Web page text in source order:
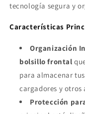
tecnología segura y
Características
Organización
bolsillo frontal
para almacenar
cargadores y otros
Protección